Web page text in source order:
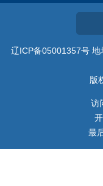
辽ICP备05001357号 地
版
访
最